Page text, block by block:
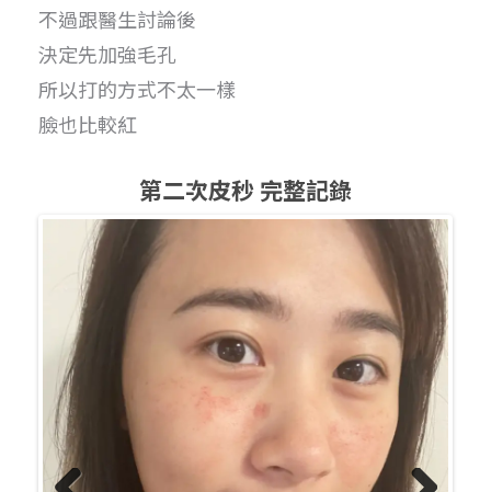
不過跟醫生討論後
決定先加強毛孔
所以打的方式不太一樣
臉也比較紅
第二次皮秒 完整記錄